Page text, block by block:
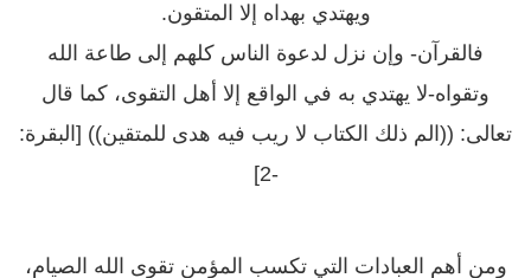
ويهتدي بهداه إلا المتقون.
فالقرآن- وإن نزل لدعوة الناس كلهم إلى طاعة الله
وتقواه-لا يهتدي به في الواقع إلا أهل التقوى، كما قال
تعالى: ((الم ذلك الكتاب لا ريب فيه هدى للمتقين)) [البقرة:
-2]
ومن أهم العبادات التي تكسب المؤمن تقوى الله الصيام،